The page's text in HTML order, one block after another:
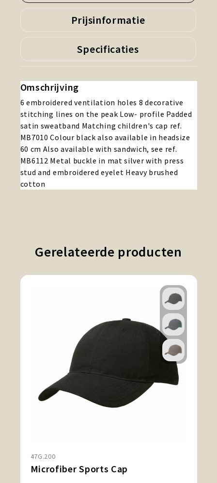
Prijsinformatie
Specificaties
Omschrijving
6 embroidered ventilation holes 8 decorative
stitching lines on the peak Low- profile Padded
satin sweatband Matching children's cap ref.
MB7010 Colour black also available in headsize
60 cm Also available with sandwich, see ref.
MB6112 Metal buckle in mat silver with press
stud and embroidered eyelet Heavy brushed
cotton
Gerelateerde producten
47G.200
Microfiber Sports Cap